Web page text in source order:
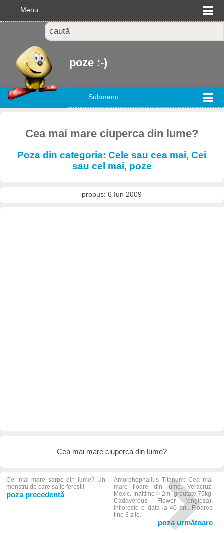
Menu
poze :-)
Submenu
Cea mai mare ciuperca din lume?
Poza din categoria: Cele sau cea mai, Cei
sau cel mai, poze
propus: 6 Iun 2009
Cea mai mare ciuperca din lume?
Cel mai mare sarpe din lume? Un
monstru de care sa te feresti!
poza precedentă
Amorphophallus Titanum: Cea mai
mare floare din lume. Veracruz,
Mexic. Inaltime > 2m, greutate 75kg.
Cadaverous Flower (engleza),
infloreste o data la 40 ani. Floarea
tine 3 zile.
poza următoare